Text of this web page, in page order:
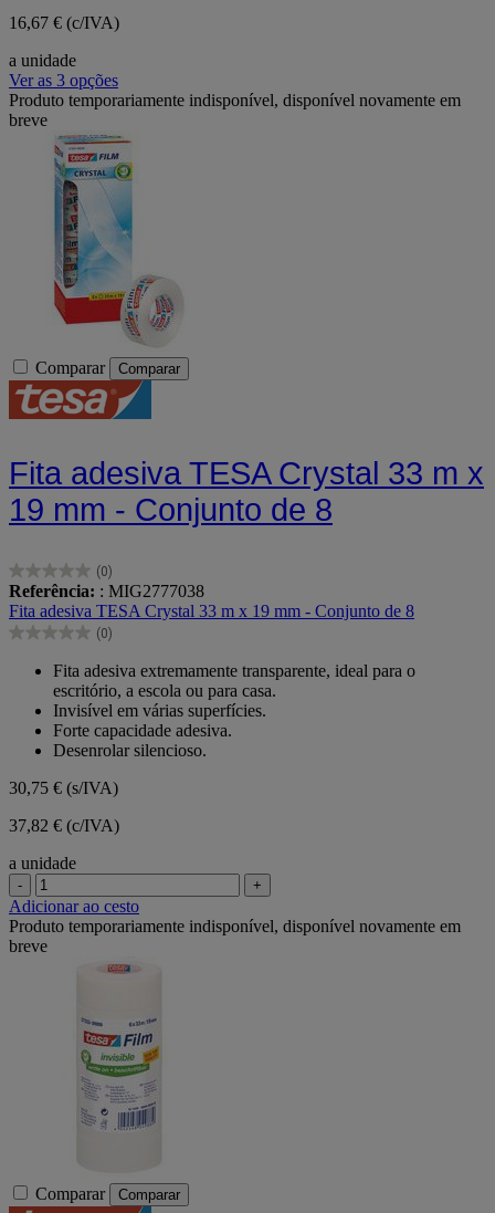
16,67 € (c/IVA)
a unidade
Ver as 3 opções
Produto temporariamente indisponível, disponível novamente em
breve
Comparar Comparar
Fita adesiva TESA Crystal 33 m x
19 mm - Conjunto de 8
(0)
0.0
em
5
estrelas.
Referência: : MIG2777038
Fita adesiva TESA Crystal 33 m x 19 mm - Conjunto de 8
(0)
0.0
estrelas.
Fita adesiva extremamente transparente, ideal para o
escritório, a escola ou para casa.
Invisível em várias superfícies.
Forte capacidade adesiva.
Desenrolar silencioso.
30,75 € (s/IVA)
37,82 € (c/IVA)
a unidade
- +
Adicionar ao cesto
Produto temporariamente indisponível, disponível novamente em
breve
Comparar Comparar